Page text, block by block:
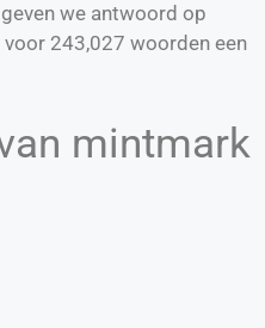
geven we antwoord op
voor 243,027 woorden een
mintmark